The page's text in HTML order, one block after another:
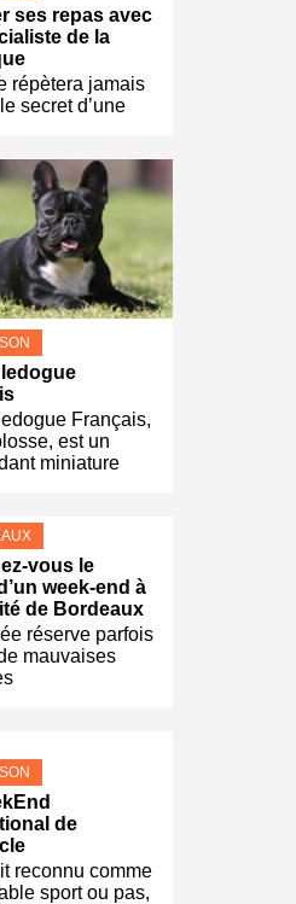
ses repas avec
de la
répètera jamais
secret d’une
Français,
est un
miniature
vous le
week-end à
de Bordeaux
réserve parfois
mauvaises
de
reconnu comme
sport ou pas,